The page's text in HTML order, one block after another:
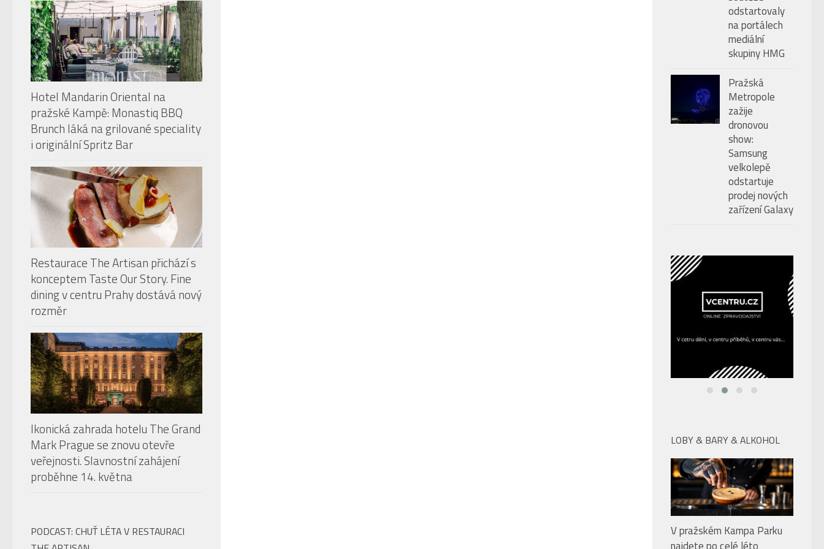
Hotel Mandarin Oriental na
pražské Kampě: Monastiq BBQ
Brunch láká na grilované speciality
i originální Spritz Bar
Restaurace The Artisan přichází s
konceptem Taste Our Story. Fine
dining v centru Prahy dostává nový
rozměr
Ikonická zahrada hotelu The Grand
Mark Prague se znovu otevře
veřejnosti. Slavnostní zahájení
proběhne 14. května
PODCAST: CHUŤ LÉTA V RESTAURACI
odstartovaly
na portálech
mediální
skupiny HMG
Pražská
Metropole
zažije
dronovou
show:
Samsung
velkolepě
odstartuje
prodej nových
zařízení Galaxy
V pražském Kampa Parku
najdete po celé léto
dokonalé drinky, skvělé jídlo